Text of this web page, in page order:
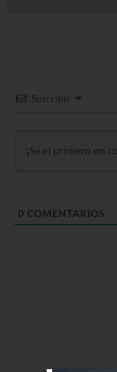
Suscribir
0 COMENTARIOS